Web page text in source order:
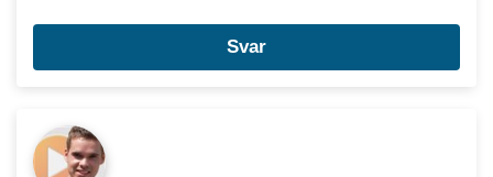
Svar